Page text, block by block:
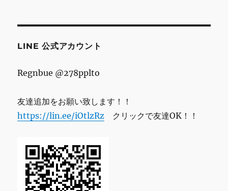
ス
LINE 公式アカウント
Regnbue @278pplto
友達追加をお願い致します！！
https://lin.ee/iOtlzRz クリックで友達OK！！